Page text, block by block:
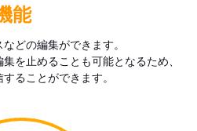
能
どの編集ができます。
を止めることも可能となるため、
ることができます。